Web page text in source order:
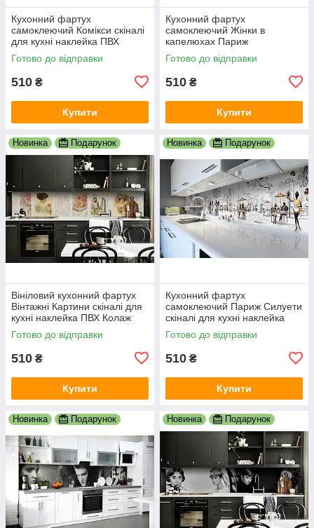
Кухонний фартух
самоклеючий Комікси скіналі
для кухні наклейка ПВХ
малюнок люди білий
600х2000 мм
Готово до відправки
510 ₴
Купити
Кухонний фартух
самоклеючий Жінки в
капелюхах Париж
мальований скіналі для кухні
наклейка ПВХ беж 600х2000
Готово до відправки
510 ₴
Купити
Новинка Подарунок
Вініловий кухонний фартух
Вінтажні Картини скіналі для
кухні наклейка ПВХ Колаж
Люди Бежевий 600х2000 мм
Готово до відправки
510 ₴
Купити
Новинка Подарунок
Кухонний фартух
самоклеючий Париж Силуети
скіналі для кухні наклейка
ПВХ люди мальований
вулиця 600х2000 мм
Готово до відправки
510 ₴
Купити
Новинка Подарунок Новинка Подарунок